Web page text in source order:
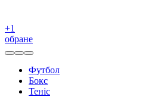
+1
обране
Футбол
Бокс
Теніс